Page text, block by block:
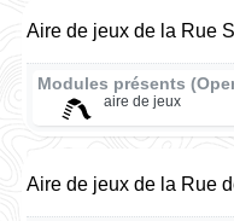
Aire de jeux de la Rue
Modules présents
aire de jeux
Aire de jeux de la Rue